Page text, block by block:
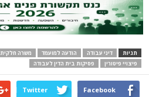
תגיות דיני עבודה הודעה למועמד משרה חלקית
פיצויי פיטורין
פסיקות בית הדין לעבודה
Facebook
Twitter